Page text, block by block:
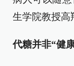
生学院教授高
代糖并非“健